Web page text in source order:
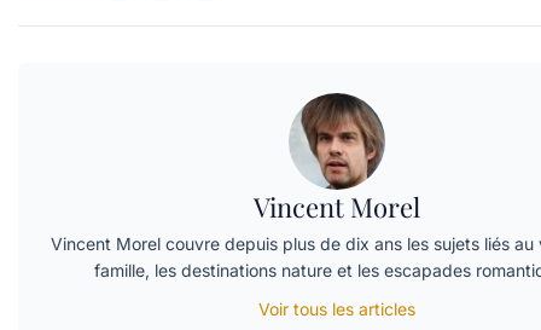
Vincent Morel
Vincent Morel couvre depuis plus de dix ans les sujets liés au
famille, les destinations nature et les escapades
Voir tous les articles